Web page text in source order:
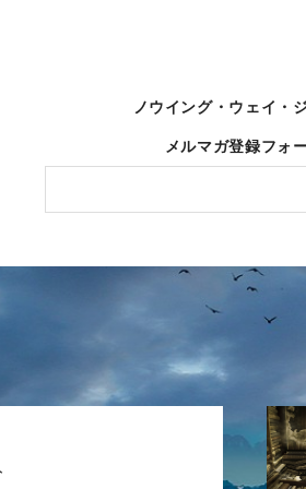
ノウイング・ウェイ・
メルマガ登録フォ